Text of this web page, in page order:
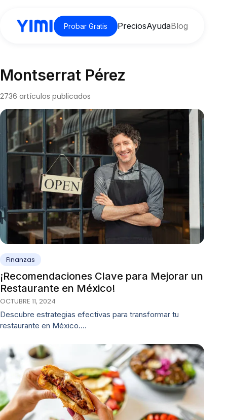
Probar Gratis PreciosAyudaBlog
Montserrat Pérez
2736 artículos publicados
Finanzas
¡Recomendaciones Clave para Mejorar un
Restaurante en México!
OCTUBRE 11, 2024
Descubre estrategias efectivas para transformar tu
restaurante en México.…